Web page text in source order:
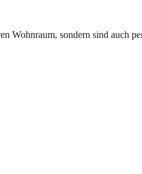
Wohnraum, sondern sind auch